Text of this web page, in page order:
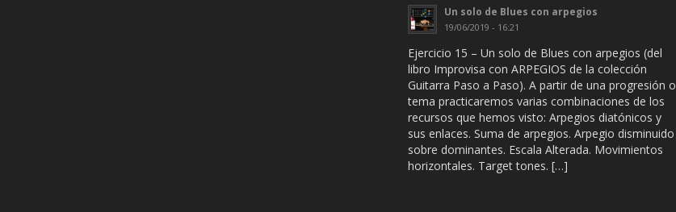
Un solo de Blues con arpegios
19/06/2019 - 16:21
Ejercicio 15 – Un solo de Blues con arpegios (del
libro Improvisa con ARPEGIOS de la colección
Guitarra Paso a Paso). A partir de una progresión o
tema practicaremos varias combinaciones de los
recursos que hemos visto: Arpegios diatónicos y
sus enlaces. Suma de arpegios. Arpegio disminuido
sobre dominantes. Escala Alterada. Movimientos
horizontales. Target tones. […]